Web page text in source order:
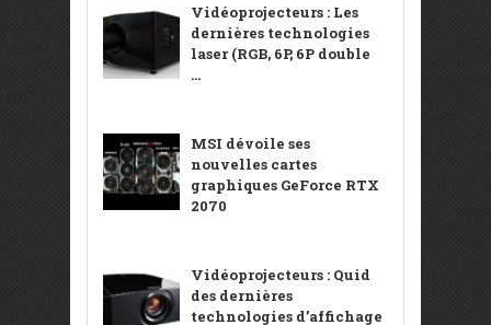
Vidéoprojecteurs : Les
dernières technologies
laser (RGB, 6P, 6P double
...
MSI dévoile ses
nouvelles cartes
graphiques GeForce RTX
2070
Vidéoprojecteurs : Quid
des dernières
technologies d’affichage